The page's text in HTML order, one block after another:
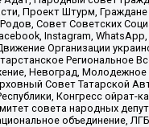
Проект Штурм,
Совет Советских
Instagram,
Организации
Региональное
Невоград,
Совет Татарской
Конгресс ойрат-
совета народных
объединение,